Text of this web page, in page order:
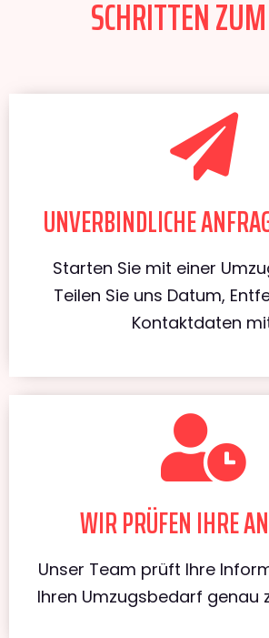
SCHRITTEN
UNVERBINDLICHE
Starten Sie mit einer
Teilen Sie uns Datum,
Kontaktdaten
WIR PRÜFEN IHRE
Unser Team prüft Ihre
Ihren Umzugsbedarf genau